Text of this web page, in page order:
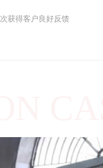
获得客户良好反馈